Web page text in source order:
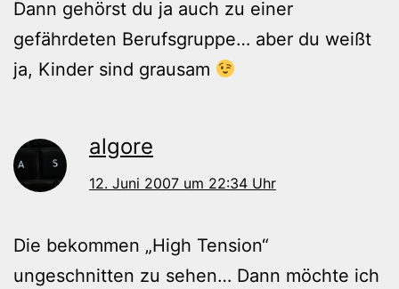
Dann gehörst du ja auch zu einer
gefährdeten Berufsgruppe… aber du weißt
ja, Kinder sind grausam
algore
12. Juni 2007 um 22:34 Uhr
Die bekommen „High Tension“
ungeschnitten zu sehen… Dann möchte ich